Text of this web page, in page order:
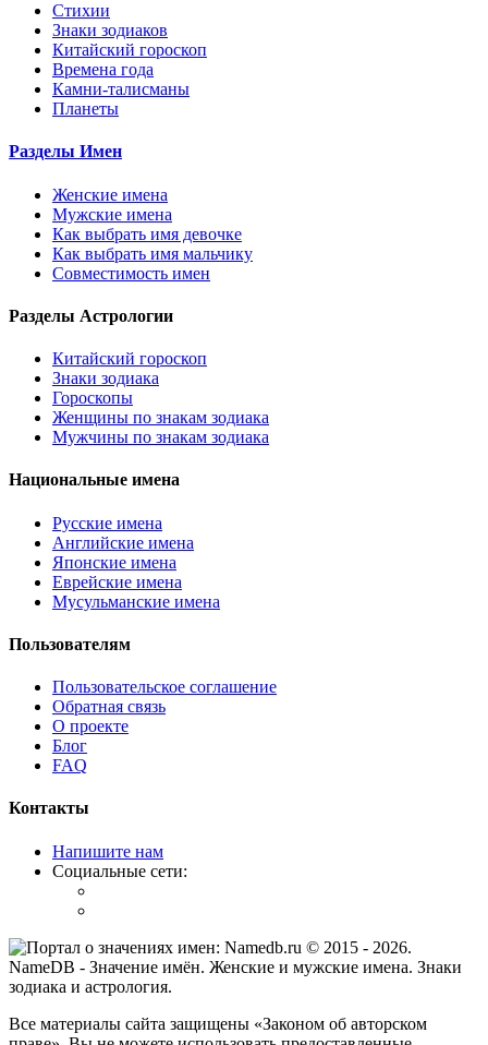
Стихии
Знаки зодиаков
Китайский гороскоп
Времена года
Камни-талисманы
Планеты
Разделы Имен
Женские имена
Мужские имена
Как выбрать имя девочке
Как выбрать имя мальчику
Совместимость имен
Разделы Астрологии
Китайский гороскоп
Знаки зодиака
Гороскопы
Женщины по знакам зодиака
Мужчины по знакам зодиака
Национальные имена
Русские имена
Английские имена
Японские имена
Еврейские имена
Мусульманские имена
Пользователям
Пользовательское соглашение
Обратная связь
О проекте
Блог
FAQ
Контакты
Напишите нам
Социальные сети:
© 2015 - 2026.
NameDB - Значение имён. Женские и мужские имена. Знаки
зодиака и астрология.
Все материалы сайта защищены «Законом об авторском